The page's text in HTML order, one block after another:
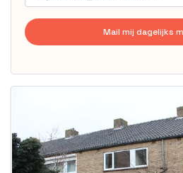
Mail mij dagelijks
waarschijnlijk
al verhuurd
Om kans te
maken moet je
binnen 15